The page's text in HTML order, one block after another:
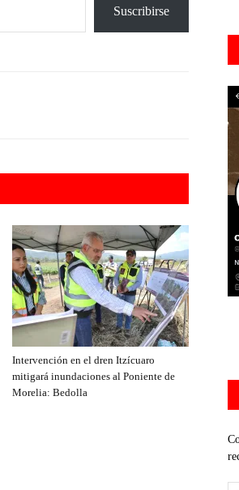
Suscribirse
Intervención en el dren Itzícuaro
mitigará inundaciones al Poniente de
Morelia: Bedolla